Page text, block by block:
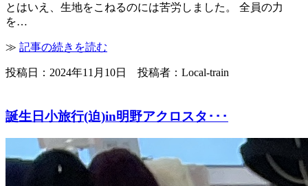
とはいえ、生地をこねるのには苦労しました。 全員の力
を…
≫ 記事の続きを読む
投稿日：2024年11月10日 投稿者：Local-train
誕生日小旅行(迫)in明野アクロスタ･･･